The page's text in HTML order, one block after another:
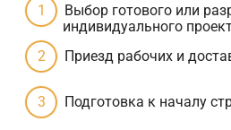
Выбор готового или
индивидуального
Приезд рабочих и
Подготовка к началу